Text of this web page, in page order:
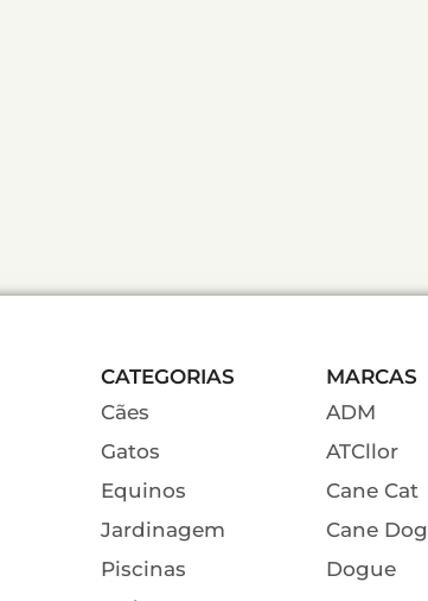
CATEGORIAS
Cães
Gatos
Equinos
Jardinagem
Piscinas
MARCAS
ADM
ATCllor
Cane Cat
Cane Dog
Dogue